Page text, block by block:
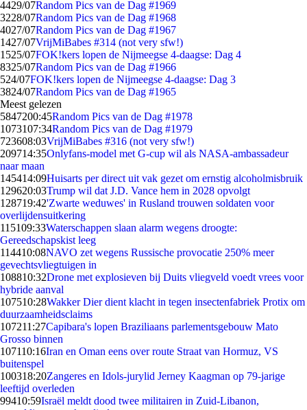
4429/07Random Pics van de Dag #1969
3228/07Random Pics van de Dag #1968
4027/07Random Pics van de Dag #1967
1427/07VrijMiBabes #314 (not very sfw!)
1525/07FOK!kers lopen de Nijmeegse 4-daagse: Dag 4
8325/07Random Pics van de Dag #1966
524/07FOK!kers lopen de Nijmeegse 4-daagse: Dag 3
3824/07Random Pics van de Dag #1965
Meest gelezen
5847200:45Random Pics van de Dag #1978
1073107:34Random Pics van de Dag #1979
723608:03VrijMiBabes #316 (not very sfw!)
209714:35Onlyfans-model met G-cup wil als NASA-ambassadeur
naar maan
145414:09Huisarts per direct uit vak gezet om ernstig alcoholmisbruik
129620:03Trump wil dat J.D. Vance hem in 2028 opvolgt
128719:42'Zwarte weduwes' in Rusland trouwen soldaten voor
overlijdensuitkering
115109:33Waterschappen slaan alarm wegens droogte:
Gereedschapskist leeg
114410:08NAVO zet wegens Russische provocatie 250% meer
gevechtsvliegtuigen in
108810:32Drone met explosieven bij Duits vliegveld voedt vrees voor
hybride aanval
107510:28Wakker Dier dient klacht in tegen insectenfabriek Protix om
duurzaamheidsclaims
107211:27Capibara's lopen Braziliaans parlementsgebouw Mato
Grosso binnen
107110:16Iran en Oman eens over route Straat van Hormuz, VS
buitenspel
100318:20Zangeres en Idols-jurylid Jerney Kaagman op 79-jarige
leeftijd overleden
99410:59Israël meldt dood twee militairen in Zuid-Libanon,